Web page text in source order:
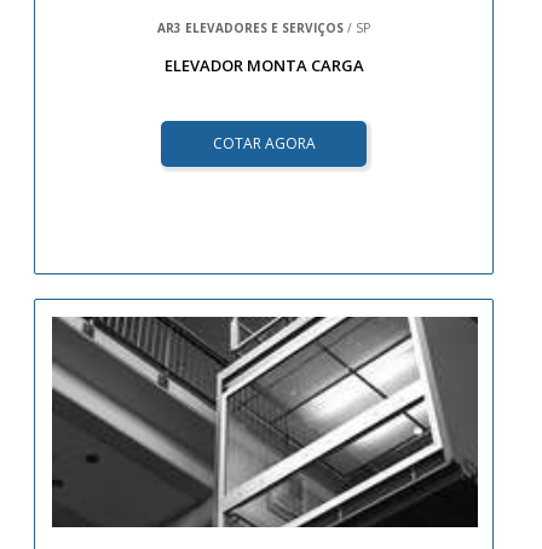
AR3 ELEVADORES E SERVIÇOS / SP
ELEVADOR MONTA CARGA
COTAR AGORA